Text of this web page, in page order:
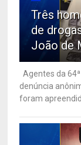
Três
de
João de
Agentes da
denúncia
foram